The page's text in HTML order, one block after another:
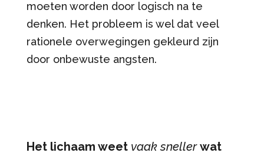
moeten worden door logisch na te
denken. Het probleem is wel dat veel
rationele overwegingen gekleurd zijn
door onbewuste angsten.
Het lichaam weet vaak sneller wat